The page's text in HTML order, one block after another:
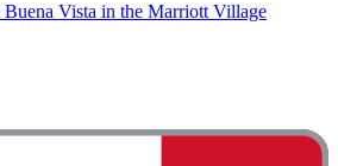
Vista in the Marriott Village